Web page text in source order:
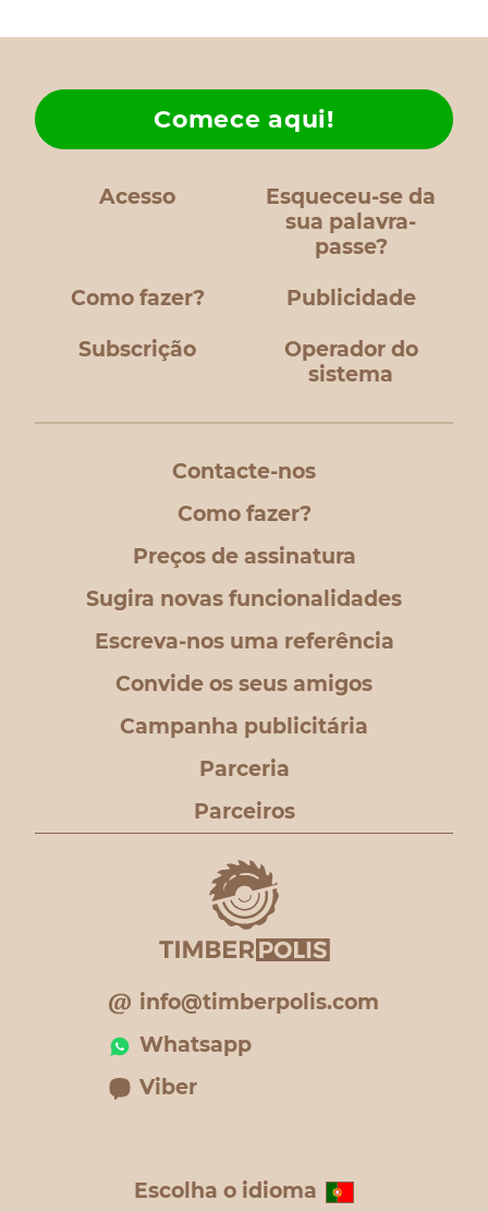
Acesso
Esqueceu-se da
sua palavra-
passe?
Como fazer?
Comece aqui!
Publicidade
Subscrição
Operador do
sistema
Contacte-nos
Como fazer?
Preços de assinatura
Sugira novas funcionalidades
Escreva-nos uma referência
Convide os seus amigos
Campanha publicitária
Parceria
Parceiros
info@timberpolis.com
Whatsapp
Viber
Escolha o idioma